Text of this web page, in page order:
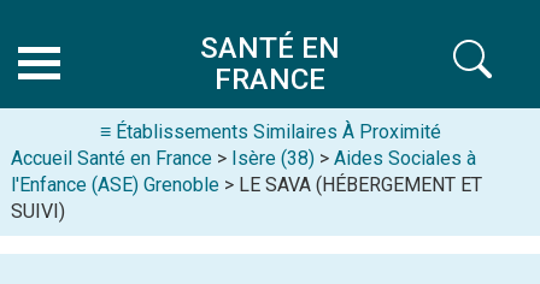
SANTÉ EN
FRANCE
≡ Établissements Similaires À Proximité
Accueil Santé en France > Isère (38) > Aides Sociales à
l'Enfance (ASE) Grenoble > LE SAVA (HÉBERGEMENT ET
SUIVI)